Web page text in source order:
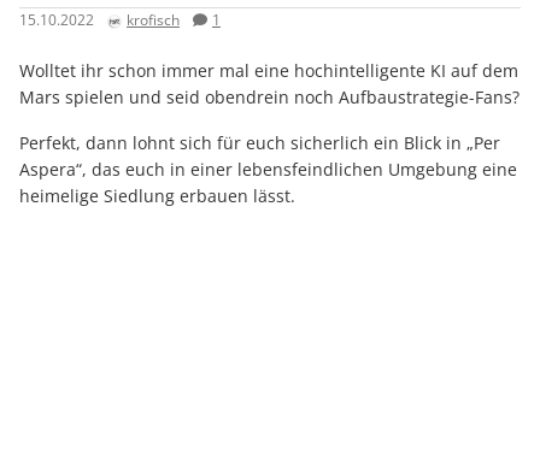
15.10.2022 krofisch 1
Wolltet ihr schon immer mal eine hochintelligente KI auf dem
Mars spielen und seid obendrein noch Aufbaustrategie-Fans?
Perfekt, dann lohnt sich für euch sicherlich ein Blick in „Per
Aspera“, das euch in einer lebensfeindlichen Umgebung eine
heimelige Siedlung erbauen lässt.